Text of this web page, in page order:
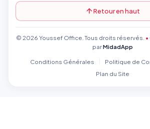
Retour en haut
© 2026 Youssef Office. Tous droits réservés. •
parMidadApp
Conditions Générales
Politique de
Plan du Site